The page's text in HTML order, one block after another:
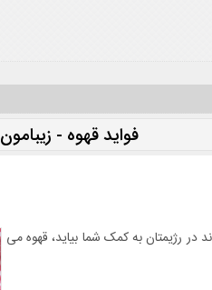
فواید قهوه - زیبامون
در رژیمتان به کمک شما بیاید، قهوه می